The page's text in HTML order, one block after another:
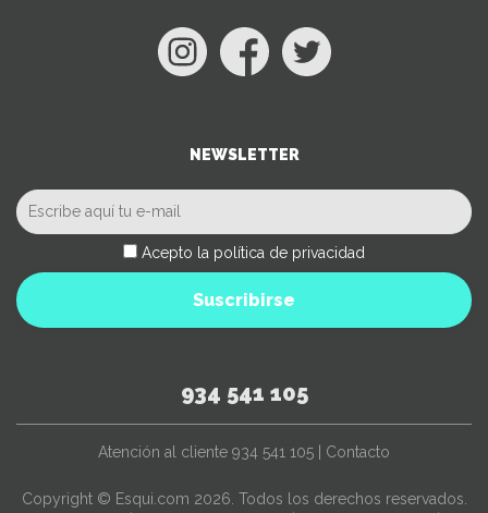
NEWSLETTER
Acepto la política de privacidad
Suscribirse
934 541 105
Atención al cliente 934 541 105 Contacto
Copyright © Esqui.com 2026. Todos los derechos reservados.